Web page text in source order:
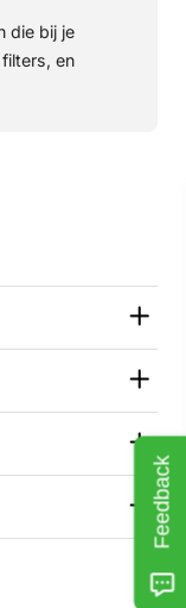
die bij je
en
Feedback